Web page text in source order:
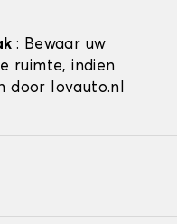
: Bewaar uw
ruimte, indien
door lovauto.nl